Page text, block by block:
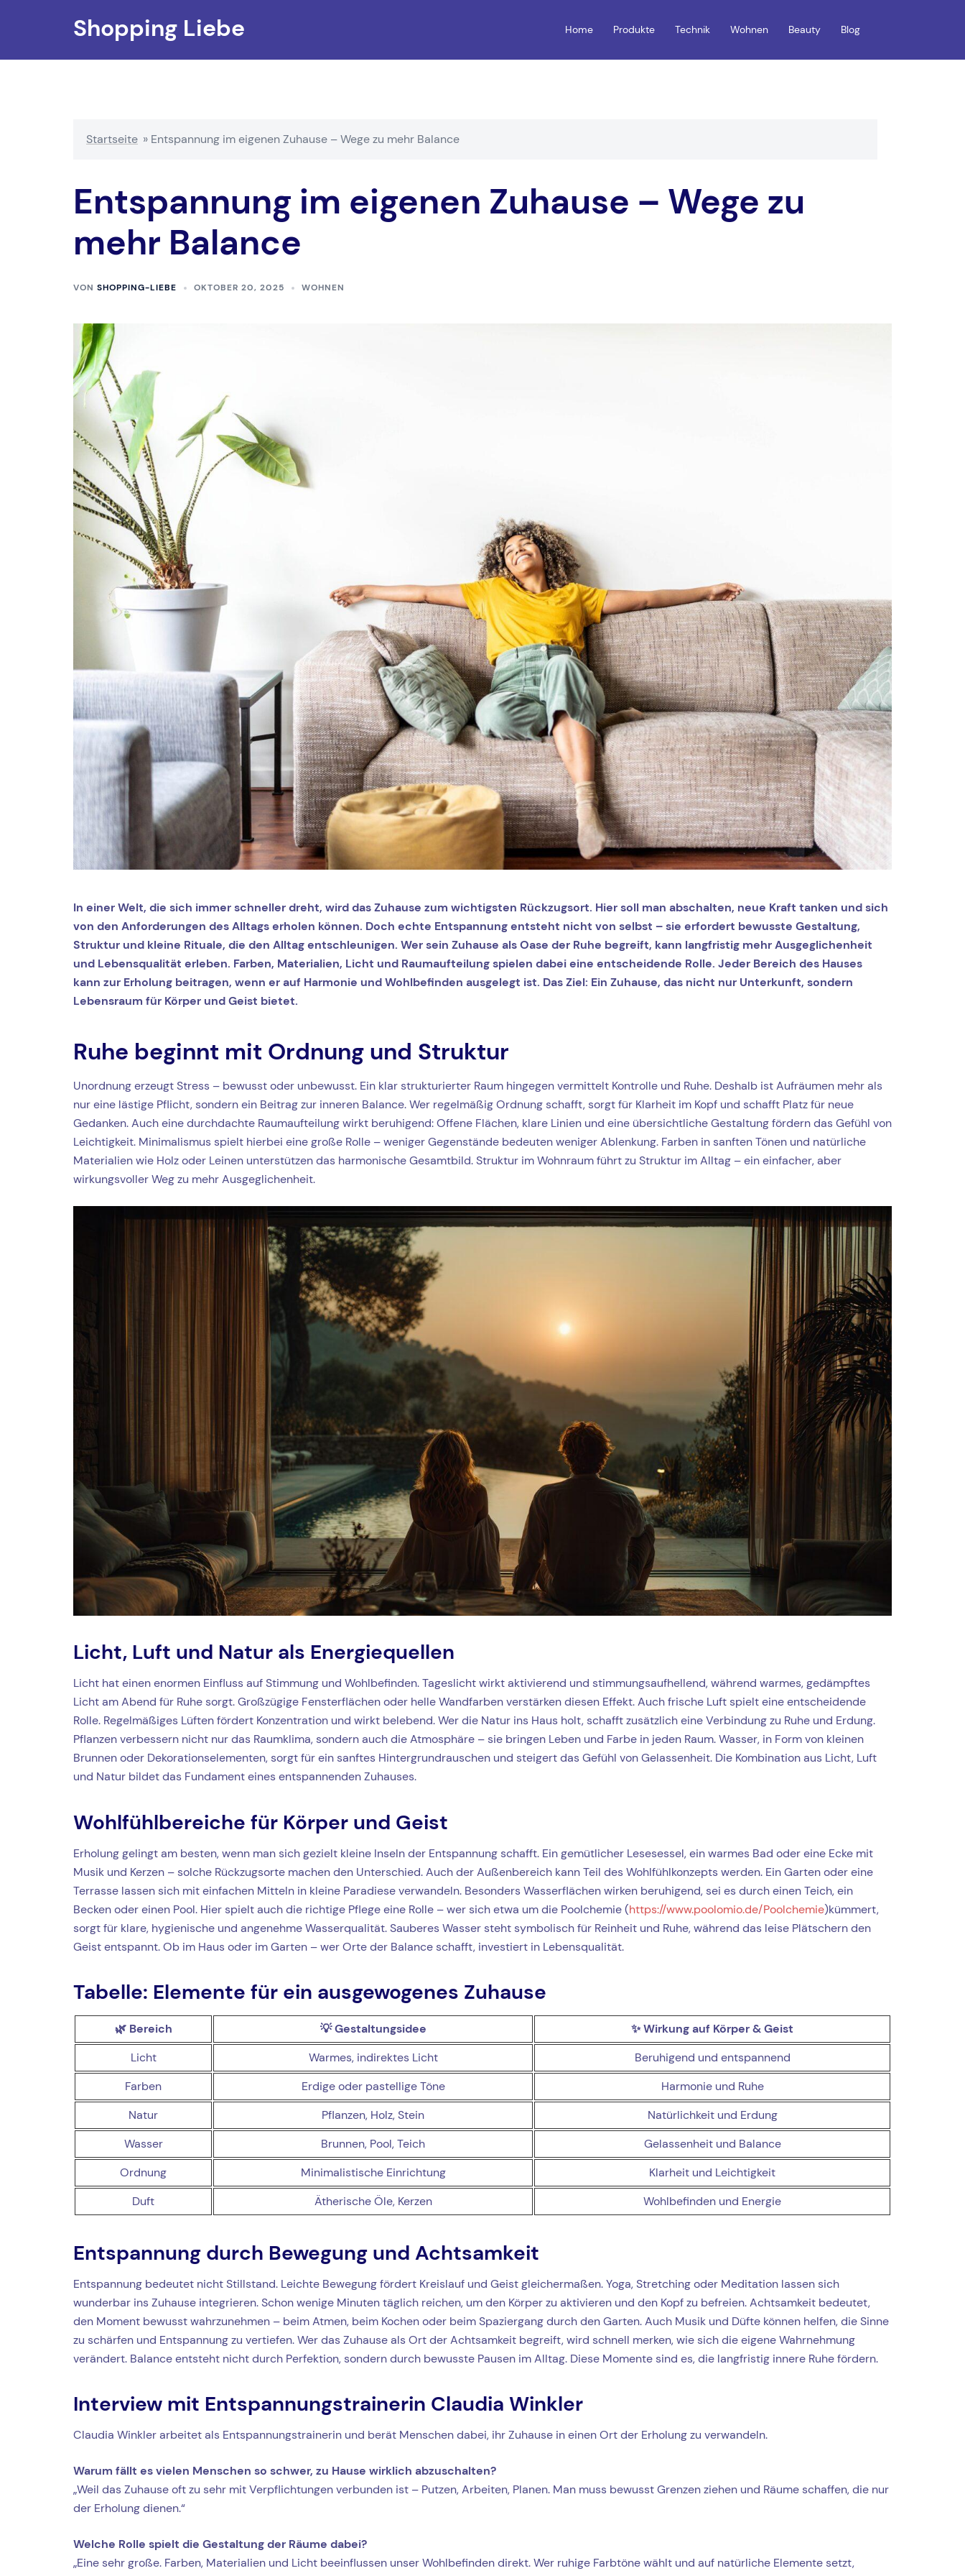
Shopping Liebe Home Produkte Technik Wohnen Beauty Blog
Startseite » Entspannung im eigenen Zuhause – Wege zu mehr Balance
Entspannung im eigenen Zuhause – Wege zu
mehr Balance
VON SHOPPING-LIEBE OKTOBER 20, 2025 WOHNEN
In einer Welt, die sich immer schneller dreht, wird das Zuhause zum wichtigsten Rückzugsort. Hier soll man abschalten, neue Kraft tanken und sich
von den Anforderungen des Alltags erholen können. Doch echte Entspannung entsteht nicht von selbst – sie erfordert bewusste Gestaltung,
Struktur und kleine Rituale, die den Alltag entschleunigen. Wer sein Zuhause als Oase der Ruhe begreift, kann langfristig mehr Ausgeglichenheit
und Lebensqualität erleben. Farben, Materialien, Licht und Raumaufteilung spielen dabei eine entscheidende Rolle. Jeder Bereich des Hauses
kann zur Erholung beitragen, wenn er auf Harmonie und Wohlbefinden ausgelegt ist. Das Ziel: Ein Zuhause, das nicht nur Unterkunft, sondern
Lebensraum für Körper und Geist bietet.
Ruhe beginnt mit Ordnung und Struktur
Unordnung erzeugt Stress – bewusst oder unbewusst. Ein klar strukturierter Raum hingegen vermittelt Kontrolle und Ruhe. Deshalb ist Aufräumen mehr als
nur eine lästige Pflicht, sondern ein Beitrag zur inneren Balance. Wer regelmäßig Ordnung schafft, sorgt für Klarheit im Kopf und schafft Platz für neue
Gedanken. Auch eine durchdachte Raumaufteilung wirkt beruhigend: Offene Flächen, klare Linien und eine übersichtliche Gestaltung fördern das Gefühl von
Leichtigkeit. Minimalismus spielt hierbei eine große Rolle – weniger Gegenstände bedeuten weniger Ablenkung. Farben in sanften Tönen und natürliche
Materialien wie Holz oder Leinen unterstützen das harmonische Gesamtbild. Struktur im Wohnraum führt zu Struktur im Alltag – ein einfacher, aber
wirkungsvoller Weg zu mehr Ausgeglichenheit.
Licht, Luft und Natur als Energiequellen
Licht hat einen enormen Einfluss auf Stimmung und Wohlbefinden. Tageslicht wirkt aktivierend und stimmungsaufhellend, während warmes, gedämpftes
Licht am Abend für Ruhe sorgt. Großzügige Fensterflächen oder helle Wandfarben verstärken diesen Effekt. Auch frische Luft spielt eine entscheidende
Rolle. Regelmäßiges Lüften fördert Konzentration und wirkt belebend. Wer die Natur ins Haus holt, schafft zusätzlich eine Verbindung zu Ruhe und Erdung.
Pflanzen verbessern nicht nur das Raumklima, sondern auch die Atmosphäre – sie bringen Leben und Farbe in jeden Raum. Wasser, in Form von kleinen
Brunnen oder Dekorationselementen, sorgt für ein sanftes Hintergrundrauschen und steigert das Gefühl von Gelassenheit. Die Kombination aus Licht, Luft
und Natur bildet das Fundament eines entspannenden Zuhauses.
Wohlfühlbereiche für Körper und Geist
Erholung gelingt am besten, wenn man sich gezielt kleine Inseln der Entspannung schafft. Ein gemütlicher Lesesessel, ein warmes Bad oder eine Ecke mit
Musik und Kerzen – solche Rückzugsorte machen den Unterschied. Auch der Außenbereich kann Teil des Wohlfühlkonzepts werden. Ein Garten oder eine
Terrasse lassen sich mit einfachen Mitteln in kleine Paradiese verwandeln. Besonders Wasserflächen wirken beruhigend, sei es durch einen Teich, ein
Becken oder einen Pool. Hier spielt auch die richtige Pflege eine Rolle – wer sich etwa um die Poolchemie (https://www.poolomio.de/Poolchemie)kümmert,
sorgt für klare, hygienische und angenehme Wasserqualität. Sauberes Wasser steht symbolisch für Reinheit und Ruhe, während das leise Plätschern den
Geist entspannt. Ob im Haus oder im Garten – wer Orte der Balance schafft, investiert in Lebensqualität.
Tabelle: Elemente für ein ausgewogenes Zuhause
🌿 Bereich 💡Gestaltungsidee ✨Wirkung auf Körper & Geist
Licht
Warmes, indirektes Licht
Beruhigend und entspannend
Farben
Erdige oder pastellige Töne
Harmonie und Ruhe
Natur
Pflanzen, Holz, Stein
Natürlichkeit und Erdung
Wasser
Brunnen, Pool, Teich
Gelassenheit und Balance
Ordnung
Minimalistische Einrichtung
Klarheit und Leichtigkeit
Duft
Ätherische Öle, Kerzen Wohlbefinden und Energie
Entspannung durch Bewegung und Achtsamkeit
Entspannung bedeutet nicht Stillstand. Leichte Bewegung fördert Kreislauf und Geist gleichermaßen. Yoga, Stretching oder Meditation lassen sich
wunderbar ins Zuhause integrieren. Schon wenige Minuten täglich reichen, um den Körper zu aktivieren und den Kopf zu befreien. Achtsamkeit bedeutet,
den Moment bewusst wahrzunehmen – beim Atmen, beim Kochen oder beim Spaziergang durch den Garten. Auch Musik und Düfte können helfen, die Sinne
zu schärfen und Entspannung zu vertiefen. Wer das Zuhause als Ort der Achtsamkeit begreift, wird schnell merken, wie sich die eigene Wahrnehmung
verändert. Balance entsteht nicht durch Perfektion, sondern durch bewusste Pausen im Alltag. Diese Momente sind es, die langfristig innere Ruhe fördern.
Interview mit Entspannungstrainerin Claudia Winkler
Claudia Winkler arbeitet als Entspannungstrainerin und berät Menschen dabei, ihr Zuhause in einen Ort der Erholung zu verwandeln.
Warum fällt es vielen Menschen so schwer, zu Hause wirklich abzuschalten?
„Weil das Zuhause oft zu sehr mit Verpflichtungen verbunden ist – Putzen, Arbeiten, Planen. Man muss bewusst Grenzen ziehen und Räume schaffen, die nur
der Erholung dienen.“
Welche Rolle spielt die Gestaltung der Räume dabei?
„Eine sehr große. Farben, Materialien und Licht beeinflussen unser Wohlbefinden direkt. Wer ruhige Farbtöne wählt und auf natürliche Elemente setzt,